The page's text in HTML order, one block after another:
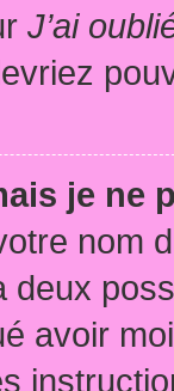
J’ai
je ne
nom
deux
avoir